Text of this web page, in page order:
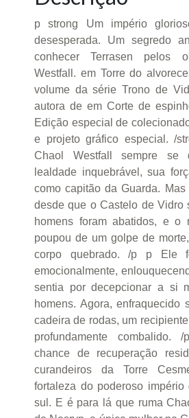
p strong Um império
desesperada. Um segredo
conhecer Terrasen pelos
Westfall. em Torre do
volume da série Trono de
autora de em Corte de
Edição especial de
e projeto gráfico especial.
Chaol Westfall sempre se
lealdade inquebrável, sua
como capitão da Guarda.
desde que o Castelo de Vidro
homens foram abatidos, e o
poupou de um golpe de
corpo quebrado. /p p Ele
emocionalmente,
sentia por decepcionar a si
homens. Agora, enfraquecido
cadeira de rodas, um
profundamente
chance de recuperação
curandeiros da Torre
fortaleza do poderoso império
sul. E é para lá que ruma